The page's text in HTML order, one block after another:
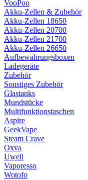
VooPoo
Akku-Zellen & Zubehör
Akku-Zellen 18650
Akku-Zellen 20700
Akku-Zellen 21700
Akku-Zellen 26650
Aufbewahrungsboxen
Ladegeräte
Zubehör
Sonstiges Zubehör
Glastanks
Mundstücke
Multifunktionstaschen
Aspire
GeekVape
Steam Crave
Oxva
Uwell
Vaporesso
Wotofo